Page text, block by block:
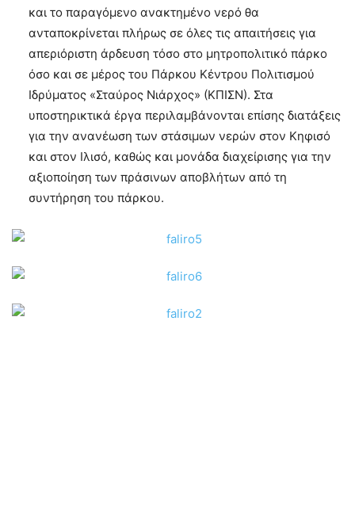
και το παραγόμενο ανακτημένο νερό θα
ανταποκρίνεται πλήρως σε όλες τις απαιτήσεις για
απεριόριστη άρδευση τόσο στο μητροπολιτικό πάρκο
όσο και σε μέρος του Πάρκου Κέντρου Πολιτισμού
Ιδρύματος «Σταύρος Νιάρχος» (ΚΠΙΣΝ). Στα
υποστηρικτικά έργα περιλαμβάνονται επίσης διατάξεις
για την ανανέωση των στάσιμων νερών στον Κηφισό
και στον Ιλισό, καθώς και μονάδα διαχείρισης για την
αξιοποίηση των πράσινων αποβλήτων από τη
συντήρηση του πάρκου.